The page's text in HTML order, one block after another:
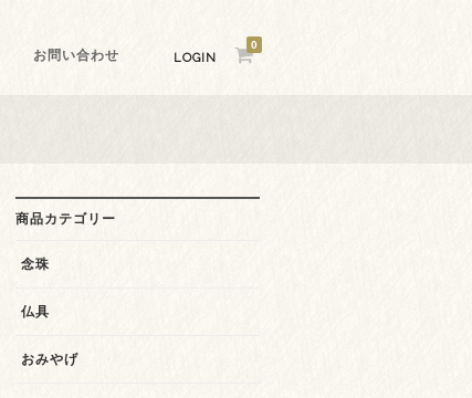
お問い合わせ LOGIN
0
商品カテゴリー
念珠
仏具
おみやげ